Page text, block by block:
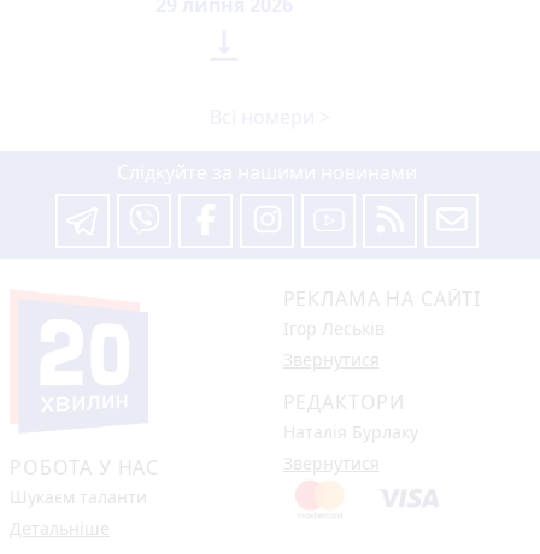
РОБОТА У НАС
Шукаєм таланти
Детальніше
РЕКЛАМА НА САЙТІ
Ігор Леськів
Звернутися
РЕДАКТОРИ
Наталія Бурлаку
Звернутися